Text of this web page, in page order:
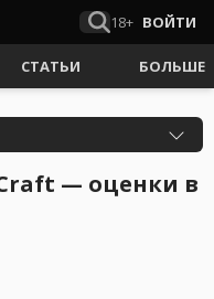
18+ ВОЙТИ
СТАТЬИ БОЛЬШЕ
— оценки в